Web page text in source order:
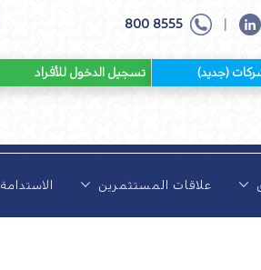
800 8555
تسجيل الدخول للأفراد (جديد)
علاقات المستثمرين الاستدامة